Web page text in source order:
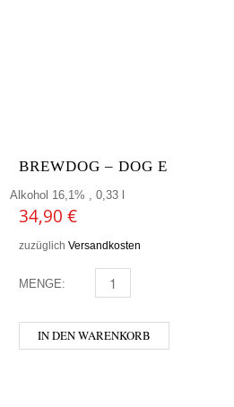
BREWDOG – DOG E
Alkohol 16,1% , 0,33 l
34,90 €
zuzüglich Versandkosten
MENGE: BREWDOG - DOG E MENGE
IN DEN WARENKORB